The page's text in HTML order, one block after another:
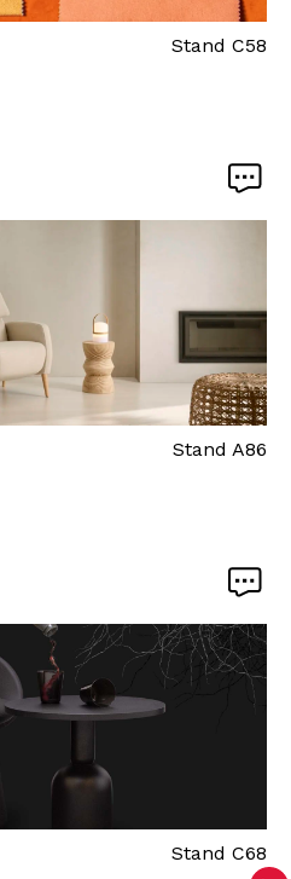
Stand C58
Stand A86
Stand C68